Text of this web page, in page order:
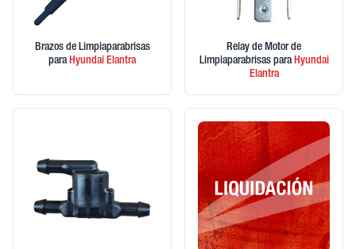
Brazos de Limpiaparabrisas
paraHyundai Elantra
Relay de Motor de
Limpiaparabrisas paraHyundai
Elantra